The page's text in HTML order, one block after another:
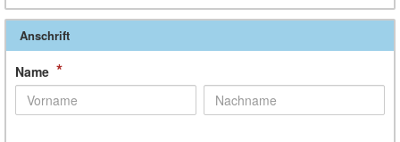
Anschrift
Name *